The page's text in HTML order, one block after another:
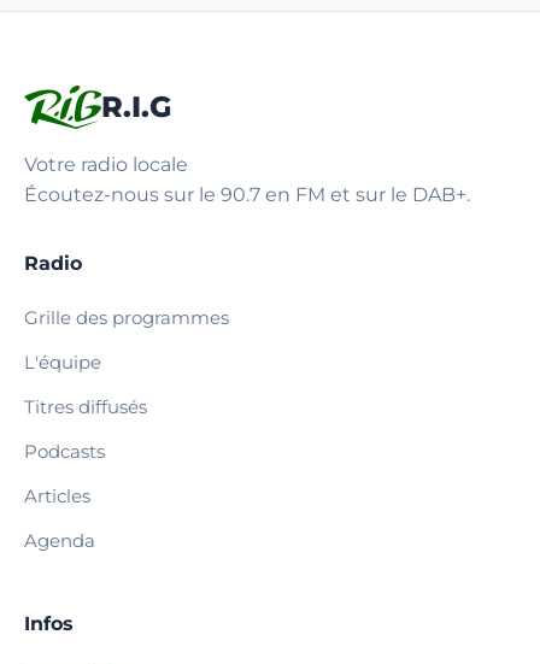
R.I.G
Votre radio locale
Écoutez-nous sur le 90.7 en FM et sur le DAB+.
Radio
Grille des programmes
L'équipe
Titres diffusés
Podcasts
Articles
Agenda
Infos